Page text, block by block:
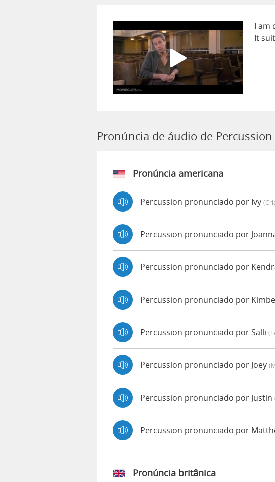
I am
It
Pronúncia de áudio de Percussion
Pronúncia americana
Percussion pronunciado por Ivy
Percussion pronunciado por
Percussion pronunciado por
Percussion pronunciado por
Percussion pronunciado por Salli
Percussion pronunciado por Joey
Percussion pronunciado por Justin
Percussion pronunciado por
Pronúncia britânica